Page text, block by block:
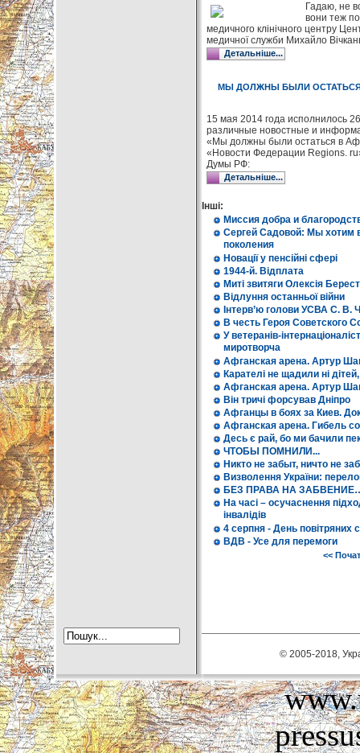
Гадаю, не
вони теж
медичного клінічного центру
медичної служби Михайло
Детальніше...
МЫ ДОЛЖНЫ БЫЛИ ОСТАТЬСЯ
15 мая 2014 года исполнилось
различные новостные и
«Мы должны были остаться в
«Новости Федерации Regions.
Думы РФ:
Детальніше...
Інші:
Миссия добра и
Сергей Садовой: Мы хотим
поколения
Новації у пенсійні сфері
1944-й. Відплата
Миті звитяги Олексія
Відлуння останньої війни
Інтерв’ю голови УСВА С. В.
В честь Героя Советского
У ветеранів-
миротворча
Афганская арена. Артур
Карателі не щадили ні дітей,
Афганская арена. Артур
Він тричі форсував Дніпро
Афганцы в боях за Киев.
Афганская арена. Гибель
Десь є рай, бо ми бачили
ЧТОБЫ ПОМНИЛИ...
Никто не забыт, ничто не
Визволення України:
БЕЗ ПРАВА НА
На часі – осучаснення
інвалідів
4 серпня - День повітряних
ВДВ - Усе для перемоги
<<
© 2005-2018,